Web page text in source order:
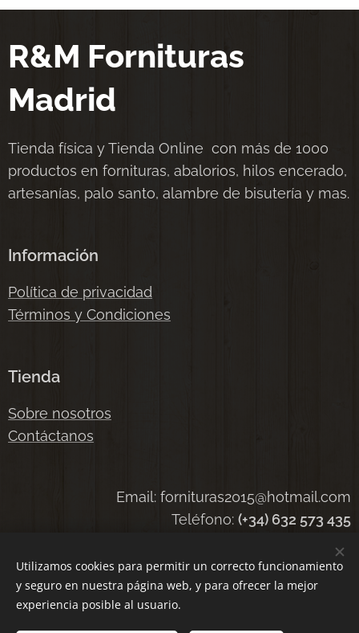
R&M Fornituras
Madrid
Tienda física y Tienda Online con más de 1000
productos en fornituras, abalorios, hilos encerado,
artesanías, palo santo, alambre de bisutería y mas.
Información
Política de privacidad
Términos y Condiciones
Tienda
Sobre nosotros
Contáctanos
Email: fornituras2015@hotmail.com
Teléfono: (+34) 632 573 435
Cookies
Utilizamos cookies para permitir un correcto funcionamiento
y seguro en nuestra página web, y para ofrecer la mejor
experiencia posible al usuario.